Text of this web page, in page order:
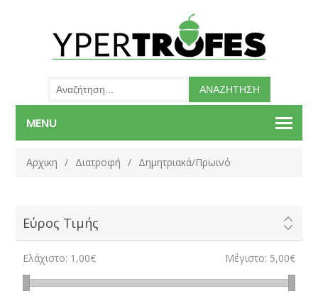
MENU
Αρχικη / Διατροφή / Δημητριακά/Πρωινό
Εύρος Τιμής
Ελάχιστο: 1,00€ Μέγιστο: 5,00€